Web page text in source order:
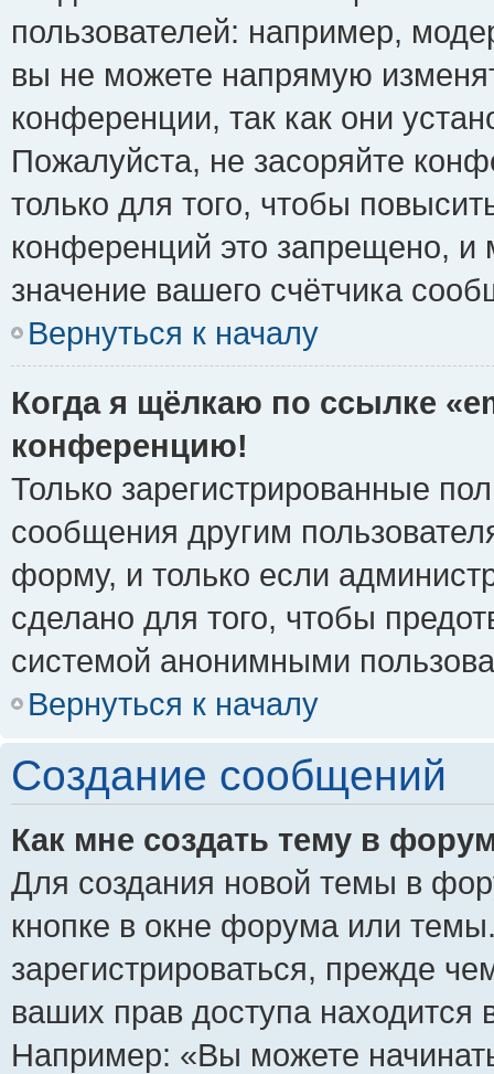
пользователей: например,
вы не можете напрямую
конференции, так как они
Пожалуйста, не засоряйте
только для того, чтобы
конференций это запрещено, и
значение вашего счётчика
Вернуться к началу
Когда я щёлкаю по ссылке
конференцию!
Только зарегистрированные
сообщения другим
форму, и только если
сделано для того, чтобы
системой анонимными
Вернуться к началу
Создание сообщений
Как мне создать тему в
Для создания новой темы в
кнопке в окне форума или
зарегистрироваться, прежде
ваших прав доступа
Например: «Вы можете